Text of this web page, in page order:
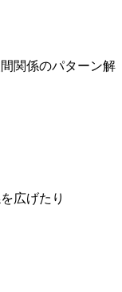
関係のパターン解
広げたり